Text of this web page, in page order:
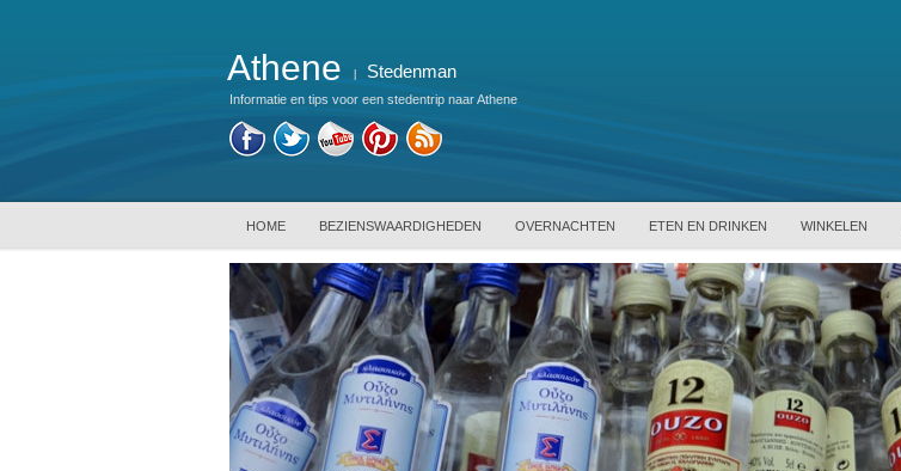
Athene Stedenman
Informatie en tips voor een stedentrip naar Athene
HOME BEZIENSWAARDIGHEDEN OVERNACHTEN ETEN EN DRINKEN WINKELEN